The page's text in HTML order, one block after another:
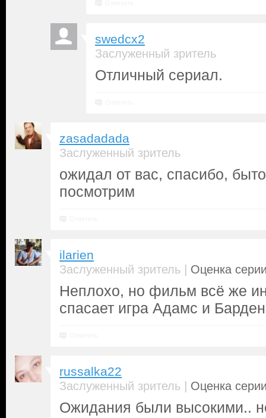
swedcx2
Заслуженный зритель
Отличный сериал.
zasadadada
Заслуженный зритель
ожидал от вас, спасибо,
посмотрим
ilarien
Заслуженный зритель | Оценка
Неплохо, но фильм всё же
спасает игра Адамс и
russalka22
Заслуженный зритель | Оценка
Ожидания были высокими..